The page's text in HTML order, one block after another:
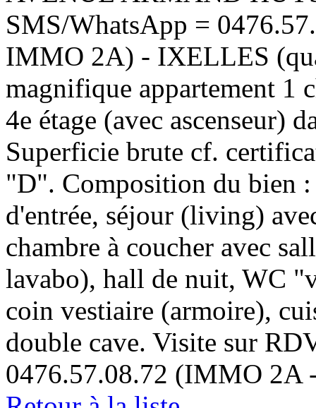
SMS/WhatsApp =
IMMO 2A) - IXELLES
magnifique appartement 1
4e étage (avec ascenseur)
Superficie brute cf.
"D". Composition du bien
d'entrée, séjour (living)
chambre à coucher avec
lavabo), hall de nuit, WC
coin vestiaire (armoire),
double cave. Visite sur
0476.57.08.72 (IMMO 2A